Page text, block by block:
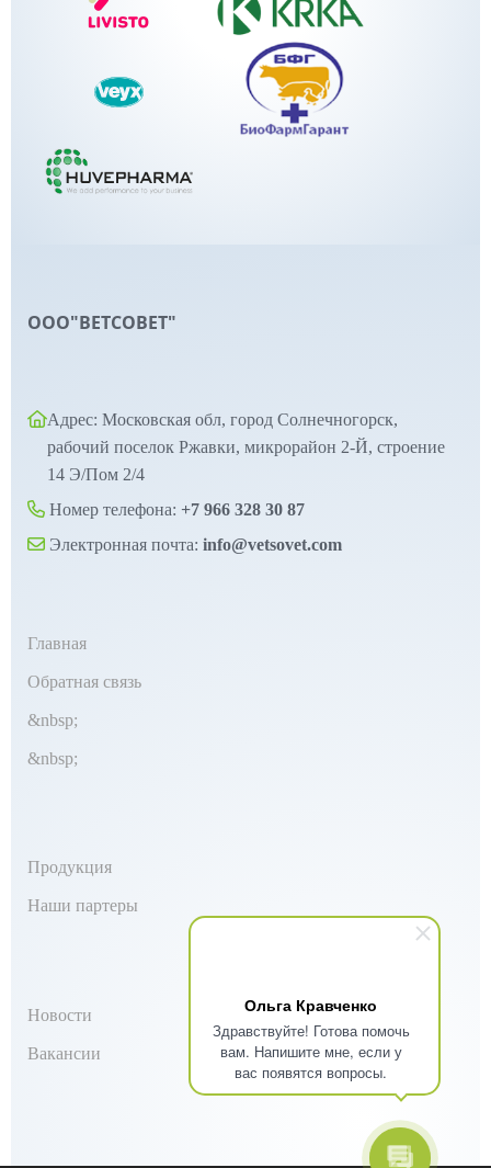
Ольга Кравченко
Здравствуйте! Готова помочь
вам. Напишите мне, если у
вас появятся вопросы.
ООО"ВЕТСОВЕТ"
Адрес: Московская обл, город Солнечногорск,
рабочий поселок Ржавки, микрорайон 2-Й, строение
14 Э/Пом 2/4
Номер телефона: +7 966 328 30 87
Электронная почта: info@vetsovet.com
Главная
Обратная связь
&nbsp;
&nbsp;
Продукция
Наши партеры
Новости
Вакансии